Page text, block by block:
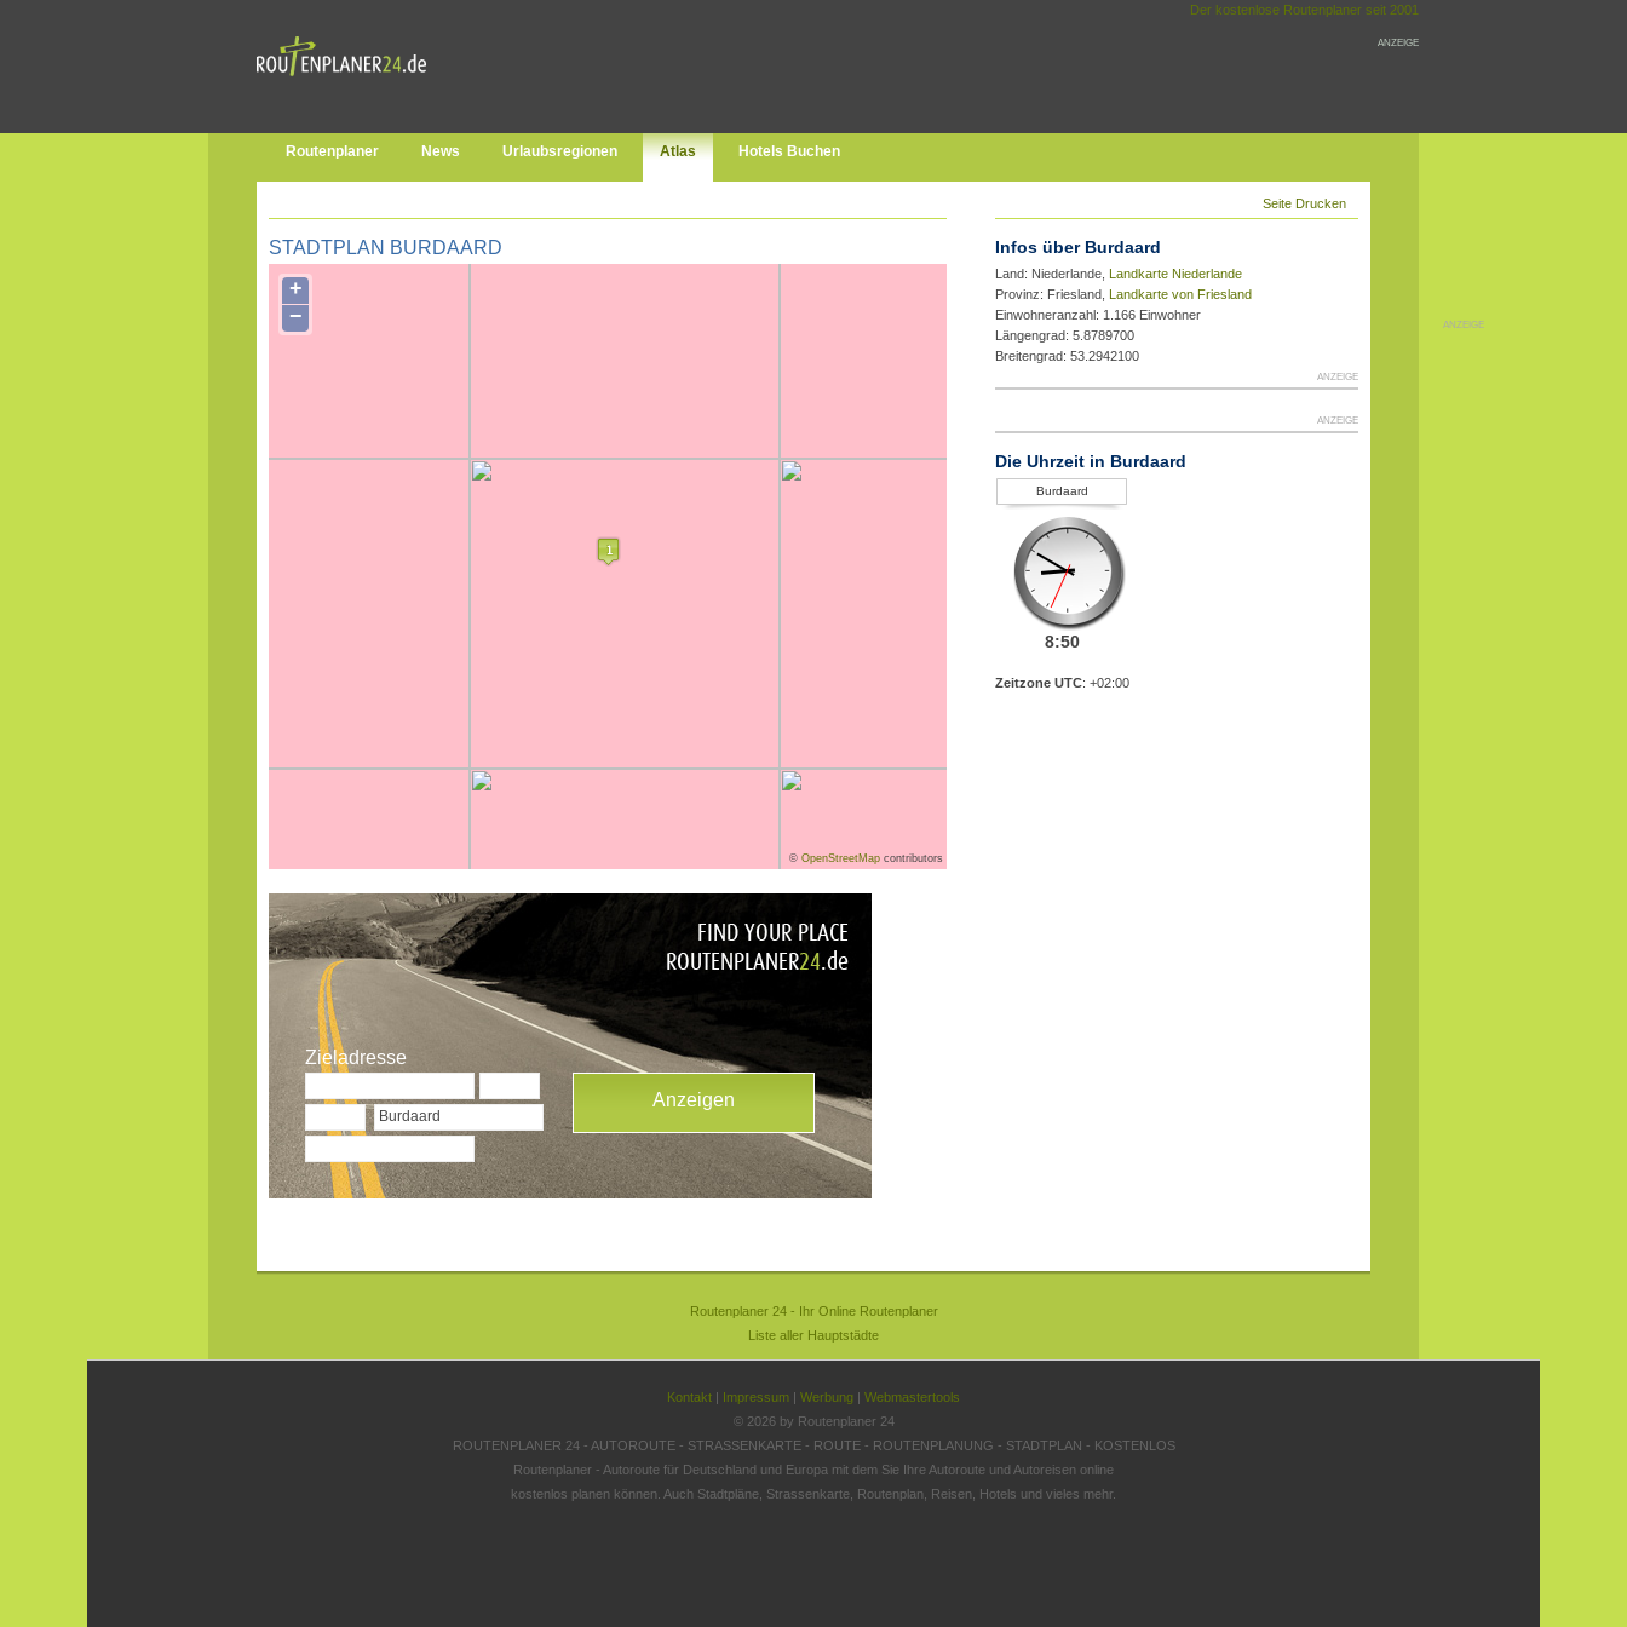
Der kostenlose Routenplaner seit 2001
ANZEIGE
ANZEIGE
Routenplaner News Urlaubsregionen Atlas Hotels Buchen
Seite Drucken
STADTPLAN BURDAARD
+
−
© OpenStreetMap contributors
Zieladresse
Infos über Burdaard
Land: Niederlande, Landkarte Niederlande
Provinz: Friesland, Landkarte von Friesland
Einwohneranzahl: 1.166 Einwohner
Längengrad: 5.8789700
Breitengrad: 53.2942100
ANZEIGE
ANZEIGE
Die Uhrzeit in Burdaard
Burdaard
8:50
Zeitzone UTC: +02:00
Routenplaner 24 - Ihr Online Routenplaner
Liste aller Hauptstädte
Kontakt | Impressum | Werbung | Webmastertools
© 2026 by Routenplaner 24
ROUTENPLANER 24 - AUTOROUTE - STRASSENKARTE - ROUTE - ROUTENPLANUNG - STADTPLAN - KOSTENLOS
Routenplaner - Autoroute für Deutschland und Europa mit dem Sie Ihre Autoroute und Autoreisen online
kostenlos planen können. Auch Stadtpläne, Strassenkarte, Routenplan, Reisen, Hotels und vieles mehr.